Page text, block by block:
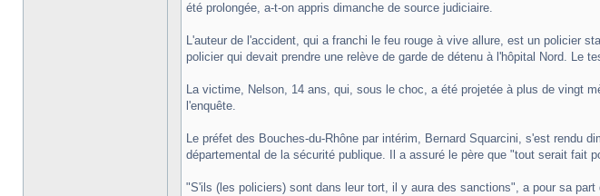
été prolongée, a-t-on appris dimanche de source judiciaire.
L'auteur de l'accident, qui a franchi le feu rouge à vive allure, est un policier
policier qui devait prendre une relève de garde de détenu à l'hôpital Nord. Le
La victime, Nelson, 14 ans, qui, sous le choc, a été projetée à plus de vingt
l'enquête.
Le préfet des Bouches-du-Rhône par intérim, Bernard Squarcini, s'est rendu
départemental de la sécurité publique. Il a assuré le père que "tout serait fait
"S'ils (les policiers) sont dans leur tort, il y aura des sanctions", a pour sa